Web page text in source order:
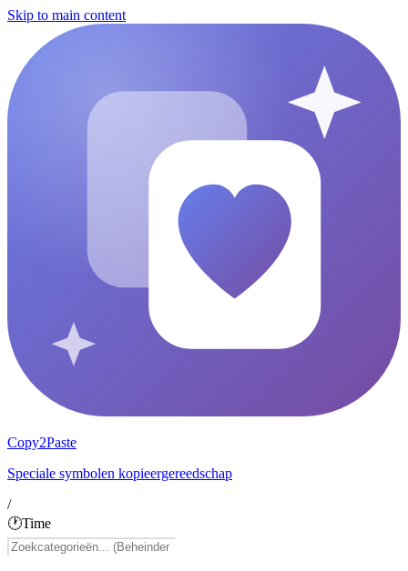
Skip to main content
Copy2Paste
Speciale symbolen kopieergereedschap
/
🕐Time